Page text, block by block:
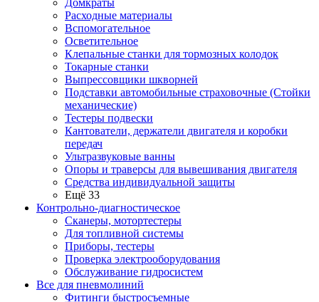
Домкраты
Расходные материалы
Вспомогательное
Осветительное
Клепальные станки для тормозных колодок
Токарные станки
Выпрессовщики шкворней
Подставки автомобильные страховочные (Стойки
механические)
Тестеры подвески
Кантователи, держатели двигателя и коробки
передач
Ультразвуковые ванны
Опоры и траверсы для вывешивания двигателя
Средства индивидуальной защиты
Ещё 33
Контрольно-диагностическое
Сканеры, мотортестеры
Для топливной системы
Приборы, тестеры
Проверка электрооборудования
Обслуживание гидросистем
Все для пневмолиний
Фитинги быстросъемные